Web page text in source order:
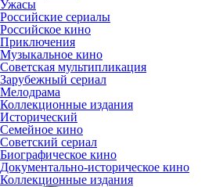
Ужасы
Российские сериалы
Российское кино
Приключения
Музыкальное кино
Советская мультипликация
Зарубежный сериал
Мелодрама
Коллекционные издания
Исторический
Семейное кино
Советский сериал
Биографическое кино
Документально-историческое кино
Коллекционные издания